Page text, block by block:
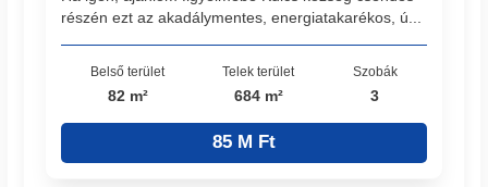
részén ezt az akadálymentes, energiatakarékos, ú...
Belső terület
82 m²
Telek terület
684 m²
Szobák
3
85 M Ft